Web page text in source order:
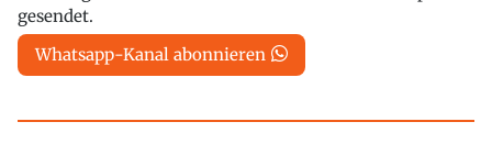
gesendet.
Whatsapp-Kanal abonnieren